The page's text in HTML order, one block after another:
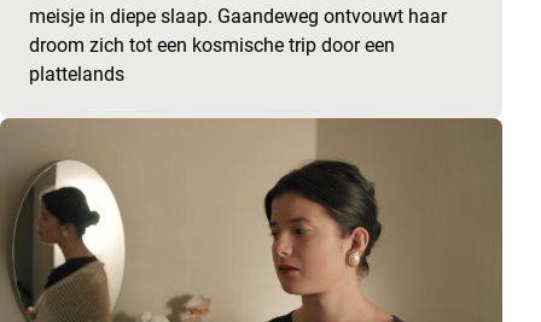
meisje in diepe slaap. Gaandeweg ontvouwt haar
droom zich tot een kosmische trip door een
plattelands